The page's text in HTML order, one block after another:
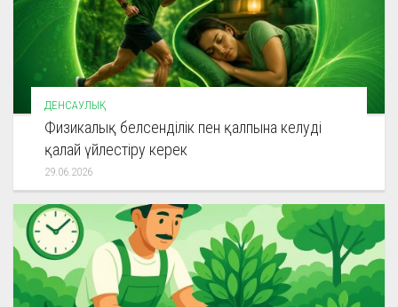
ДЕНСАУЛЫҚ
Физикалық белсенділік пен қалпына келуді
қалай үйлестіру керек
29.06.2026